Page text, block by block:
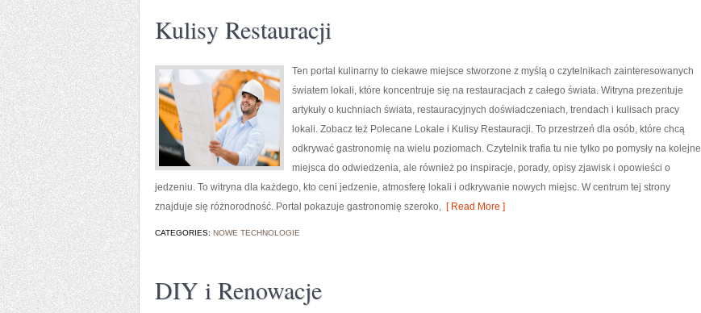
Kulisy Restauracji
Ten portal kulinarny to ciekawe miejsce stworzone z myślą o czytelnikach zainteresowanych
światem lokali, które koncentruje się na restauracjach z całego świata. Witryna prezentuje
artykuły o kuchniach świata, restauracyjnych doświadczeniach, trendach i kulisach pracy
lokali. Zobacz też Polecane Lokale i Kulisy Restauracji. To przestrzeń dla osób, które chcą
odkrywać gastronomię na wielu poziomach. Czytelnik trafia tu nie tylko po pomysły na kolejne
miejsca do odwiedzenia, ale również po inspiracje, porady, opisy zjawisk i opowieści o
jedzeniu. To witryna dla każdego, kto ceni jedzenie, atmosferę lokali i odkrywanie nowych miejsc. W centrum tej strony
znajduje się różnorodność. Portal pokazuje gastronomię szeroko, [ Read More ]
CATEGORIES: NOWE TECHNOLOGIE
DIY i Renowacje